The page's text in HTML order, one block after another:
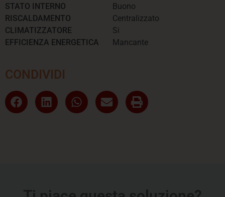
STATO INTERNO
RISCALDAMENTO
CLIMATIZZATORE
EFFICIENZA ENERGETICA
Buono
Centralizzato
Si
Mancante
CONDIVIDI